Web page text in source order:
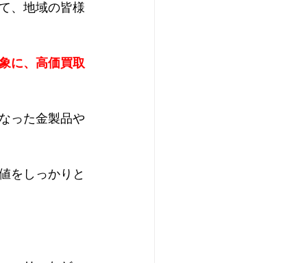
、地域の皆様
に、高価買取
った金製品や
をしっかりと